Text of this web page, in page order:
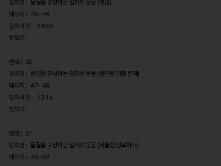
강의명 : 물질을 구성하는 입자의 운동 (개념)
페이지 : 45~46
강의시간 :
24:55
맛보기 :
번호 : 20
강의명 : 물질을 구성하는 입자의 운동 (중단원 기출 문제)
페이지 : 47~48
강의시간 :
12:14
맛보기 :
번호 : 21
강의명 : 물질을 구성하는 입자의 운동 (서술형 정복하기)
페이지 : 49~50